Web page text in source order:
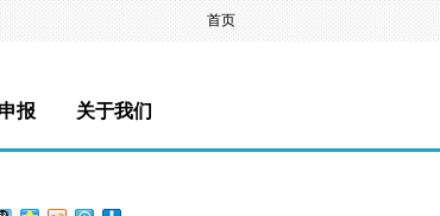
首页
报 关于我们